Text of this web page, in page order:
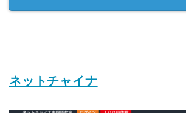
ネットチャイナ